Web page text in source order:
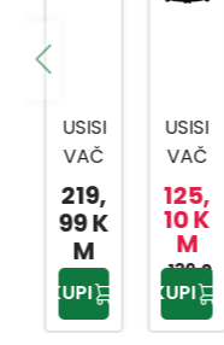
USISI
VAČ
VC 2
ŽUTI
700
W
219,
99 K
M
KUPI
USISI
VAČ
VCC
34118
WD
125,
10 K
M
139,0
0 KM
KUPI